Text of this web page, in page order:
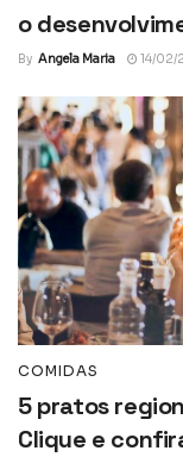
o
By Angela Maria 14/02/
COMIDAS
5 pratos
Clique e